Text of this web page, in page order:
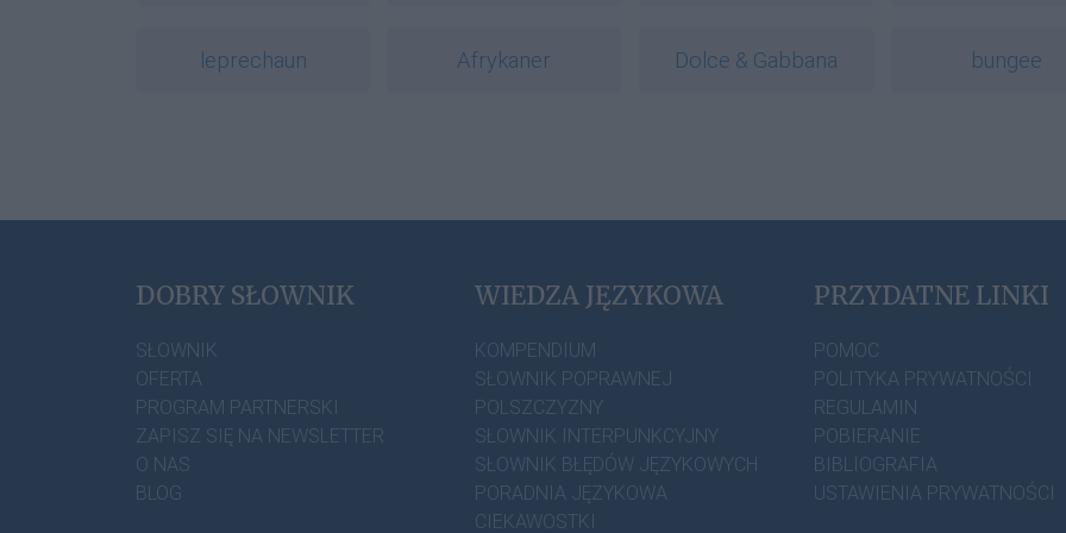
leprechaun Afrykaner Dolce & Gabbana bungee
DOBRY SŁOWNIK
SŁOWNIK
OFERTA
PROGRAM PARTNERSKI
ZAPISZ SIĘ NA NEWSLETTER
O NAS
BLOG
WIEDZA JĘZYKOWA
KOMPENDIUM
SŁOWNIK POPRAWNEJ
POLSZCZYZNY
SŁOWNIK INTERPUNKCYJNY
SŁOWNIK BŁĘDÓW JĘZYKOWYCH
PORADNIA JĘZYKOWA
CIEKAWOSTKI
PRZYDATNE LINKI
POMOC
POLITYKA PRYWATNOŚCI
REGULAMIN
POBIERANIE
BIBLIOGRAFIA
USTAWIENIA PRYWATNOŚCI